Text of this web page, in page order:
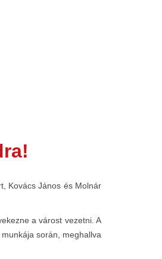
Kovács János és Molnár
a várost vezetni. A
során, meghallva